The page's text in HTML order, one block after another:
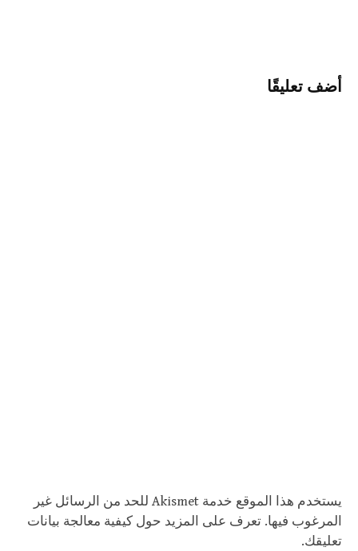
أضف تعليقًا
يستخدم هذا الموقع خدمة Akismet للحد من الرسائل غير
المرغوب فيها. تعرف على المزيد حول كيفية معالجة بيانات
تعليقك.